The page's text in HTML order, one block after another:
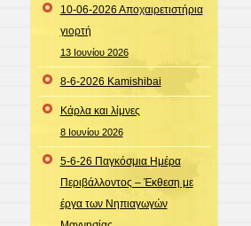
10-06-2026 Αποχαιρετιστήρια
γιορτή
13 Ιουνίου 2026
8-6-2026 Kamishibai
Κάρλα και λίμνες
8 Ιουνίου 2026
5-6-26 Παγκόσμια Ημέρα
Περιβάλλοντος – Έκθεση με
έργα των Νηπιαγωγών